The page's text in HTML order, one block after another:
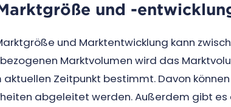
und -
und Marktentwicklung kann
Marktvolumen wird das
Zeitpunkt bestimmt. Davon
abgeleitet werden. Außerdem gibt